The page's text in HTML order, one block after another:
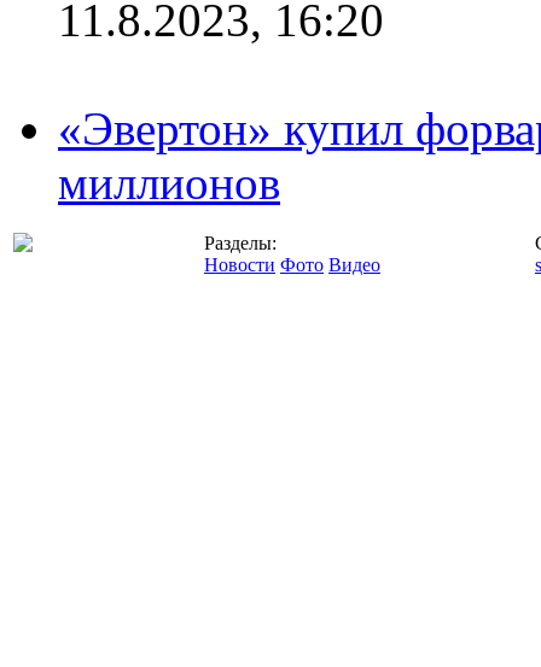
11.8.2023, 16:20
«Эвертон» купил
миллионов
Разделы:
Новости Фото Видео